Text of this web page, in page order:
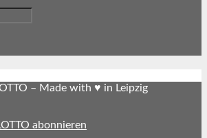
– Made with ♥ in Leipzig
abonnieren